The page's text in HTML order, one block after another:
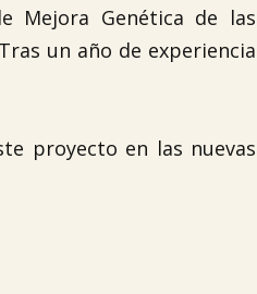
Mejora Genética de las
un año de experiencia
proyecto en las nuevas